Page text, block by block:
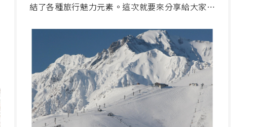
結了各種旅行魅力元素。這次就要來分享給大家其
家，而且這些景點都很適合家族旅行喔！